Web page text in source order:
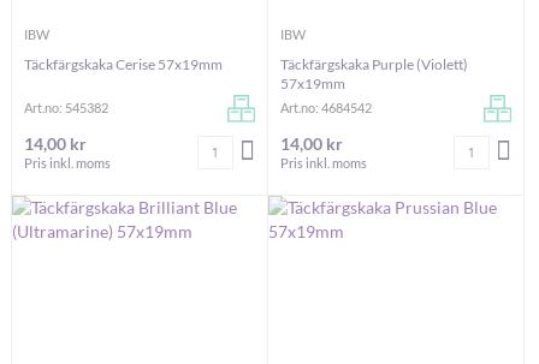
IBW
Täckfärgskaka Cerise 57x19mm
Art.no: 545382
14,00 kr
Pris inkl. moms
Antal LÄGG I VARUKORGEN
IBW
Täckfärgskaka Purple (Violett)
57x19mm
Art.no: 4684542
14,00 kr
Pris inkl. moms
Antal